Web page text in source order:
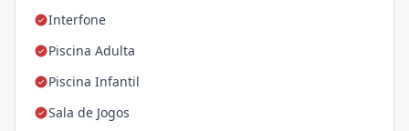
Interfone
Piscina Adulta
Piscina Infantil
Sala de Jogos